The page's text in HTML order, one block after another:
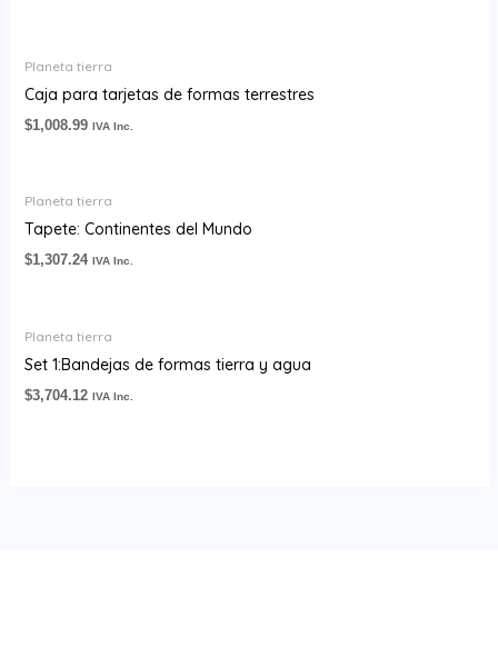
Planeta tierra
Caja para tarjetas de formas terrestres
$1,008.99 IVA Inc.
Planeta tierra
Tapete: Continentes del Mundo
$1,307.24 IVA Inc.
Planeta tierra
Set 1:Bandejas de formas tierra y agua
$3,704.12 IVA Inc.